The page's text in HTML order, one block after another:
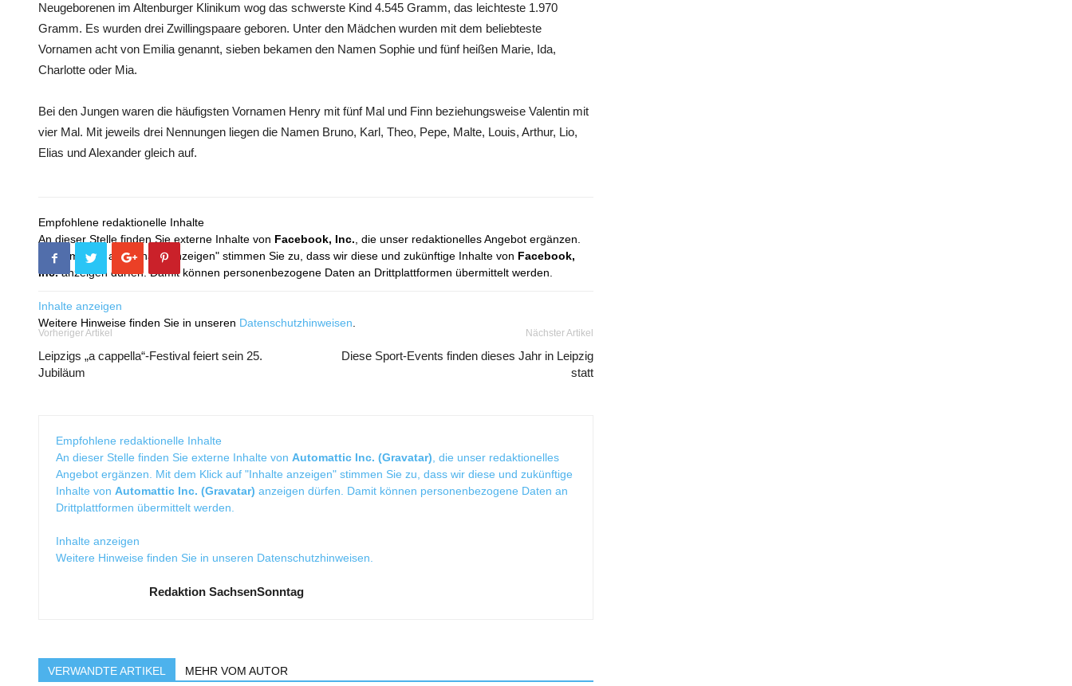
Neugeborenen im Altenburger Klinikum wog das schwerste Kind 4.545 Gramm, das leichteste 1.970
Gramm. Es wurden drei Zwillingspaare geboren. Unter den Mädchen wurden mit dem beliebteste
Vornamen acht von Emilia genannt, sieben bekamen den Namen Sophie und fünf heißen Marie, Ida,
Charlotte oder Mia.
Bei den Jungen waren die häufigsten Vornamen Henry mit fünf Mal und Finn beziehungsweise Valentin mit
vier Mal. Mit jeweils drei Nennungen liegen die Namen Bruno, Karl, Theo, Pepe, Malte, Louis, Arthur, Lio,
Elias und Alexander gleich auf.
Empfohlene redaktionelle Inhalte
An dieser Stelle finden Sie externe Inhalte von Facebook, Inc. , die unser redaktionelles Angebot ergänzen.
Mit dem Klick auf "Inhalte anzeigen" stimmen Sie zu, dass wir diese und zukünftige Inhalte von Facebook,
Inc.anzeigen dürfen. Damit können personenbezogene Daten an Drittplattformen übermittelt werden.
Inhalte anzeigen
Weitere Hinweise finden Sie in unseren Datenschutzhinweisen
Vorheriger Artikel
Leipzigs „a cappella“-Festival feiert sein 25.
Jubiläum
Nächster Artikel
Diese Sport-Events finden dieses Jahr in Leipzig
statt
Empfohlene redaktionelle Inhalte
An dieser Stelle finden Sie externe Inhalte von Automattic Inc. (Gravatar) , die unser redaktionelles
Angebot ergänzen. Mit dem Klick auf "Inhalte anzeigen" stimmen Sie zu, dass wir diese und zukünftige
Inhalte von Automattic Inc. (Gravatar) anzeigen dürfen. Damit können personenbezogene Daten an
Drittplattformen übermittelt werden.
Inhalte anzeigen
Weitere Hinweise finden Sie in unseren Datenschutzhinweisen
Redaktion SachsenSonntag
VERWANDTE ARTIKEL MEHR VOM AUTOR